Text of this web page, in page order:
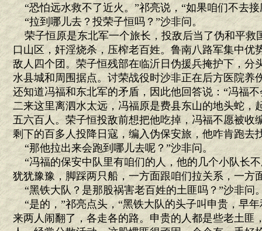
“恐怕远水救不了近火。”祁亮说，“如果咱们不去接
“拉到哪儿去？投荣子恒吗？”沙非问。
荣子恒原是东北军一个旅长，投敌后当了伪和平救
口山区，奸淫烧杀，压榨老百姓。鲁南八路军集中优
敌人四个团。荣子恒残部在临沂日伪援兵掩护下，分
水县城和周围据点。讨荣战役时沙非正在后方医院养
还知道冯福和东北军的矛盾，因此他回答说：“冯福
二来这里离泗水太远，冯福原是费县东山的地头蛇，
五六百人。荣子恒投敌前想把他吃掉，冯福不愿被收
剩下的百多人投降日寇，编入伪保安旅，他咋肯跑去
“那他拉出来会跑到哪儿去呢？”沙非问。
“冯福的保安中队里有咱们的人，他的几个小队长
犹犹豫豫，脚踩两只船，一方面跟咱们拉关系，一方
“黑铁大队？是那股祸害老百姓的土匪吗？”沙非问
“是的，”祁亮点头，“黑铁大队的头子叫申贵，早
来两人闹翻了，各走各的路。申贵的人都是些老土匪